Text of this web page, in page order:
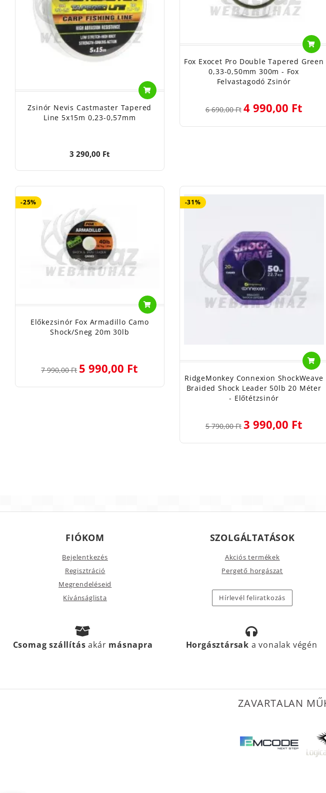
Zsinór Nevis Castmaster Tapered
Line 5x15m 0,23-0,57mm
3 290,00 Ft
Fox Exocet Pro Double Tapered Green
0,33-0,50mm 300m - Fox
Felvastagodó Zsinór
6 690,00 Ft 4 990,00 Ft
-25%
Előkezsinór Fox Armadillo Camo
Shock/Sneg 20m 30lb
7 990,00 Ft 5 990,00 Ft
-31%
RidgeMonkey Connexion ShockWeave
Braided Shock Leader 50lb 20 Méter
- Előtétzsinór
5 790,00 Ft 3 990,00 Ft
FIÓKOM
Bejelentkezés
Regisztráció
Megrendeléseid
Kívánságlista
SZOLGÁLTATÁSOK
Akciós termékek
Pergető horgászat
Hírlevél feliratkozás
Csomag szállításakár másnapra Horgásztársak a vonalak végén
ZAVARTALAN